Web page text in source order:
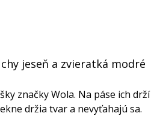
jeseň a zvieratká modré
značky Wola. Na páse ich drží
držia tvar a nevyťahajú sa.